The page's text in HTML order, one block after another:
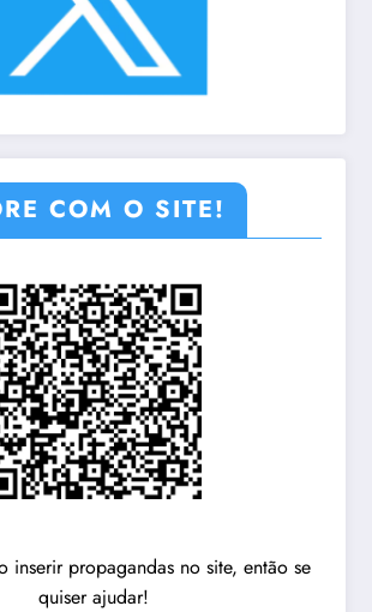
COM O SITE!
inserir propagandas no site, então se
quiser ajudar!